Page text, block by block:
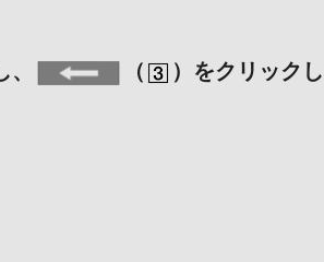
（
）をクリック